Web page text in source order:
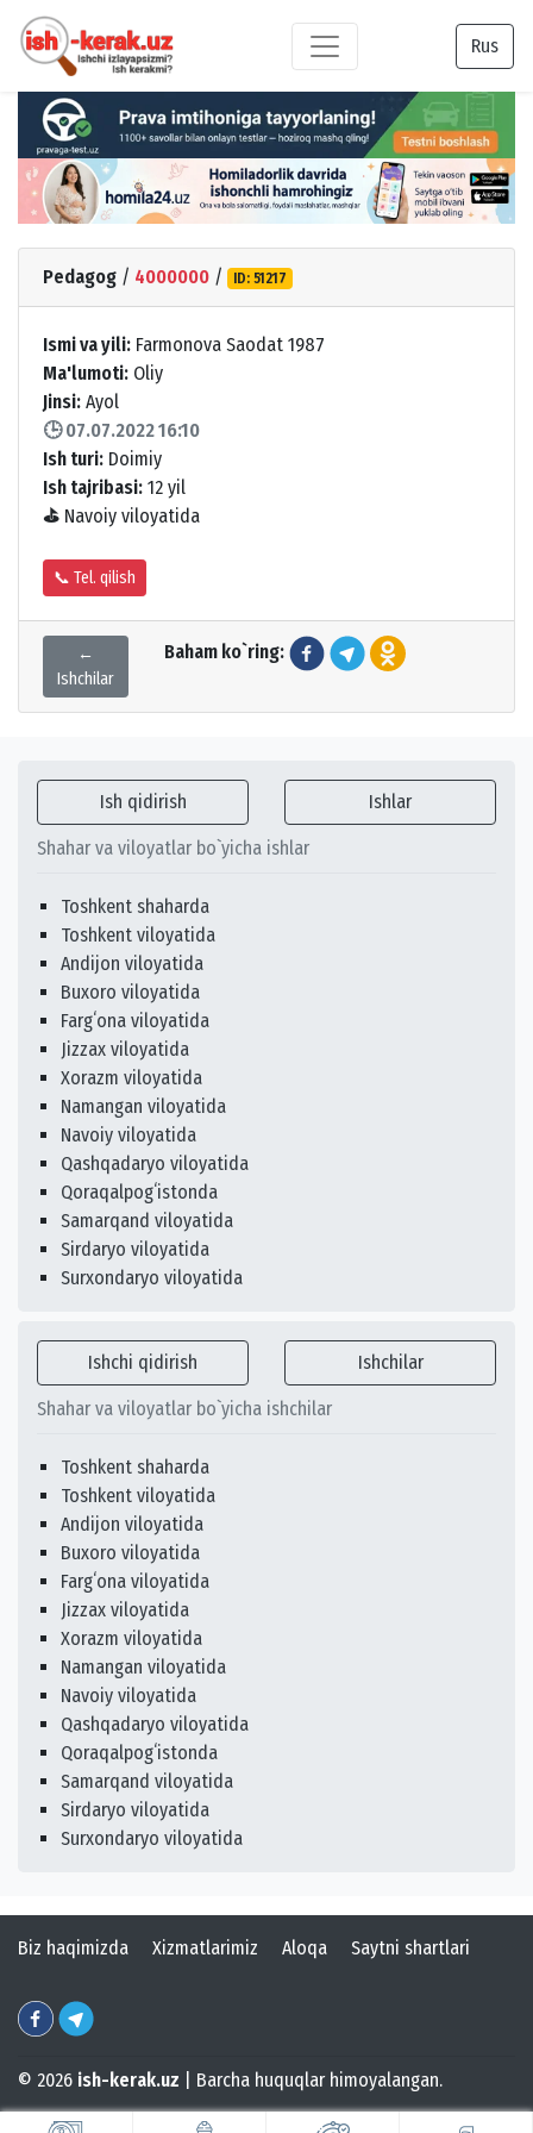
Rus
Pedagog / 4000000 / ID: 51217
Ismi va yili: Farmonova Saodat 1987
Ma'lumoti: Oliy
Jinsi: Ayol
🕒 07.07.2022 16:10
Ish turi: Doimiy
Ish tajribasi: 12 yil
⛳ Navoiy viloyatida
📞 Tel. qilish
←
Ishchilar
Baham ko`ring:
Ish qidirish Ishlar
Shahar va viloyatlar bo`yicha ishlar
Toshkent shaharda
Toshkent viloyatida
Andijon viloyatida
Buxoro viloyatida
Fargʻona viloyatida
Jizzax viloyatida
Xorazm viloyatida
Namangan viloyatida
Navoiy viloyatida
Qashqadaryo viloyatida
Qoraqalpogʻistonda
Samarqand viloyatida
Sirdaryo viloyatida
Surxondaryo viloyatida
Ishchi qidirish Ishchilar
Shahar va viloyatlar bo`yicha ishchilar
Toshkent shaharda
Toshkent viloyatida
Andijon viloyatida
Buxoro viloyatida
Fargʻona viloyatida
Jizzax viloyatida
Xorazm viloyatida
Namangan viloyatida
Navoiy viloyatida
Qashqadaryo viloyatida
Qoraqalpogʻistonda
Samarqand viloyatida
Sirdaryo viloyatida
Surxondaryo viloyatida
Biz haqimizda Xizmatlarimiz Aloqa Saytni shartlari
© 2026 ish-kerak.uz | Barcha huquqlar himoyalangan.